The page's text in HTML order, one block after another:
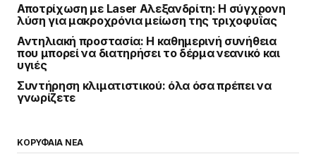
Αποτρίχωση με Laser Αλεξανδρίτη: Η σύγχρονη
λύση για μακροχρόνια μείωση της τριχοφυΐας
Αντηλιακή προστασία: Η καθημερινή συνήθεια
που μπορεί να διατηρήσει το δέρμα νεανικό και
υγιές
Συντήρηση κλιματιστικού: όλα όσα πρέπει να
γνωρίζετε
ΚΟΡΥΦΑΙΑ ΝΕΑ